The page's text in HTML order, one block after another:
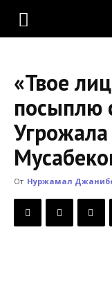
KLOOP.KG
Новости
«Твое
посыплю
От Нуржамал